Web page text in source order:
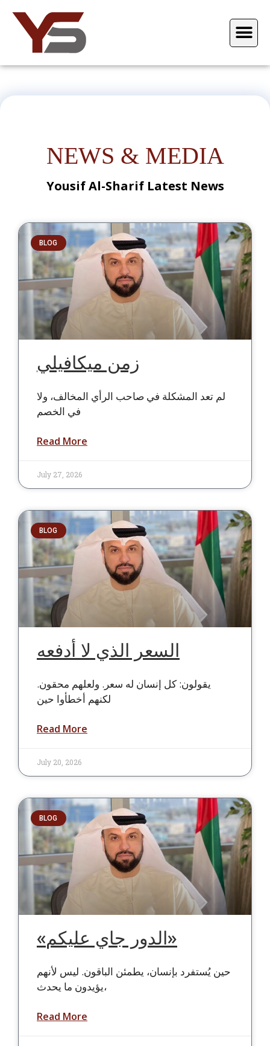
NEWS & MEDIA
Yousif Al-Sharif Latest News
BLOG
زمن ميكافيلي
لم تعد المشكلة في صاحب الرأي المخالف، ولا
في الخصم
Read More
July 27, 2026
BLOG
السعر الذي لا أدفعه
يقولون: كل إنسان له سعر. ولعلهم محقون.
لكنهم أخطأوا حين
Read More
July 20, 2026
BLOG
«الدور جاي عليكم»
حين يُستفرد بإنسان، يطمئن الباقون. ليس لأنهم
يؤيدون ما يحدث،
Read More